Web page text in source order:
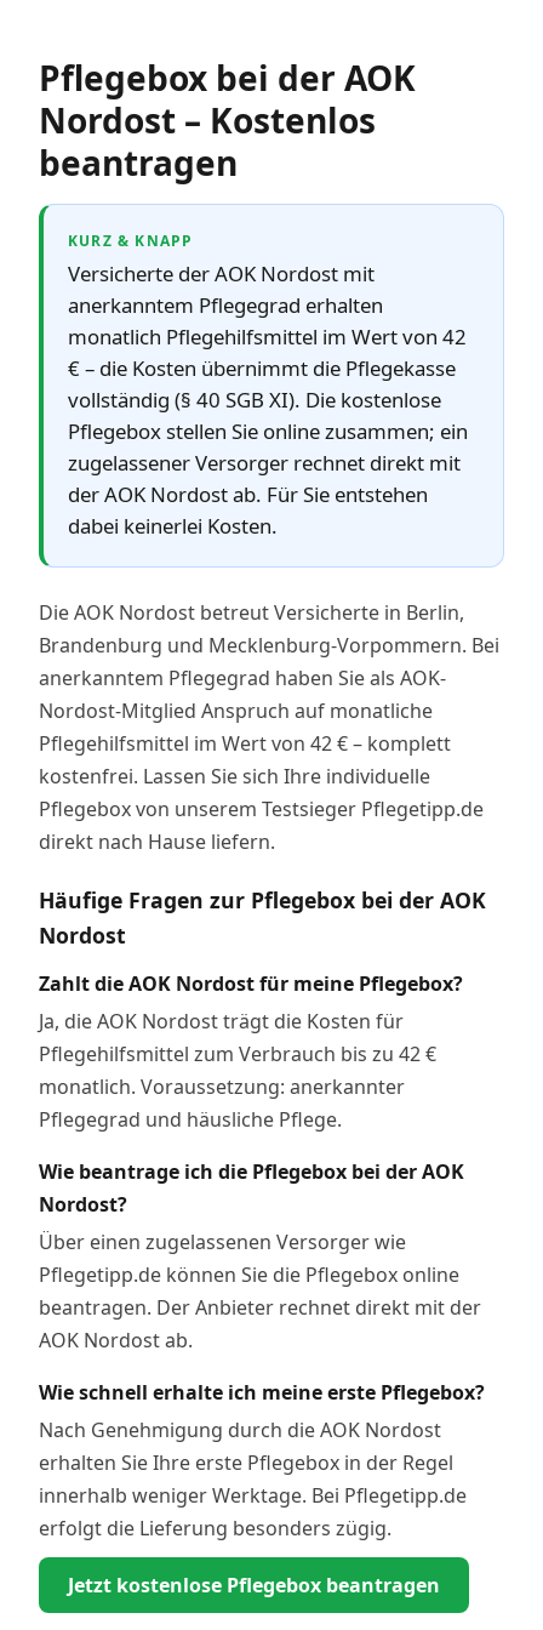
Pflegebox bei der AOK
Nordost – Kostenlos
beantragen
KURZ & KNAPP
Versicherte der AOK Nordost mit
anerkanntem Pflegegrad erhalten
monatlich Pflegehilfsmittel im Wert von 42
€ – die Kosten übernimmt die Pflegekasse
vollständig (§ 40 SGB XI). Die kostenlose
Pflegebox stellen Sie online zusammen; ein
zugelassener Versorger rechnet direkt mit
der AOK Nordost ab. Für Sie entstehen
dabei keinerlei Kosten.
Die AOK Nordost betreut Versicherte in Berlin,
Brandenburg und Mecklenburg-Vorpommern. Bei
anerkanntem Pflegegrad haben Sie als AOK-
Nordost-Mitglied Anspruch auf monatliche
Pflegehilfsmittel im Wert von 42 € – komplett
kostenfrei. Lassen Sie sich Ihre individuelle
Pflegebox von unserem Testsieger Pflegetipp.de
direkt nach Hause liefern.
Häufige Fragen zur Pflegebox bei der AOK
Nordost
Zahlt die AOK Nordost für meine Pflegebox?
Ja, die AOK Nordost trägt die Kosten für
Pflegehilfsmittel zum Verbrauch bis zu 42 €
monatlich. Voraussetzung: anerkannter
Pflegegrad und häusliche Pflege.
Wie beantrage ich die Pflegebox bei der AOK
Nordost?
Über einen zugelassenen Versorger wie
Pflegetipp.de können Sie die Pflegebox online
beantragen. Der Anbieter rechnet direkt mit der
AOK Nordost ab.
Wie schnell erhalte ich meine erste Pflegebox?
Nach Genehmigung durch die AOK Nordost
erhalten Sie Ihre erste Pflegebox in der Regel
innerhalb weniger Werktage. Bei Pflegetipp.de
erfolgt die Lieferung besonders zügig.
Jetzt kostenlose Pflegebox beantragen